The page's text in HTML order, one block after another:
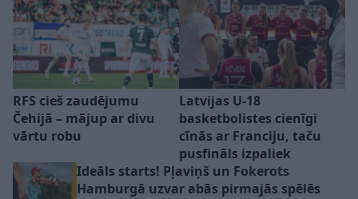
RFS cieš zaudējumu
Čehijā – mājup ar divu
vārtu robu
Latvijas U-18
basketbolistes cienīgi
cīnās ar Franciju, taču
pusfināls izpaliek
Ideāls starts! Pļaviņš un Fokerots
Hamburgā uzvar abās pirmajās spēlēs